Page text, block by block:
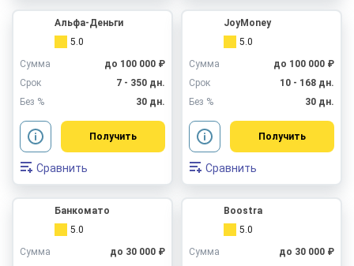
Альфа-Деньги
5.0
Сумма
до 100 000 ₽
Срок
7 - 350 дн.
Без %
30 дн.
Получить
Сравнить
JoyMoney
5.0
Сумма
до 100 000 ₽
Срок
10 - 168 дн.
Без %
30 дн.
Получить
Сравнить
Банкомато
5.0
Сумма
до 30 000 ₽
Boostra
5.0
Сумма
до 30 000 ₽